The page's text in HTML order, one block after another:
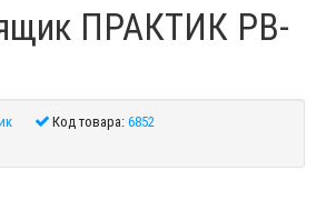
ПРАКТИК PB-
Код товара:6852